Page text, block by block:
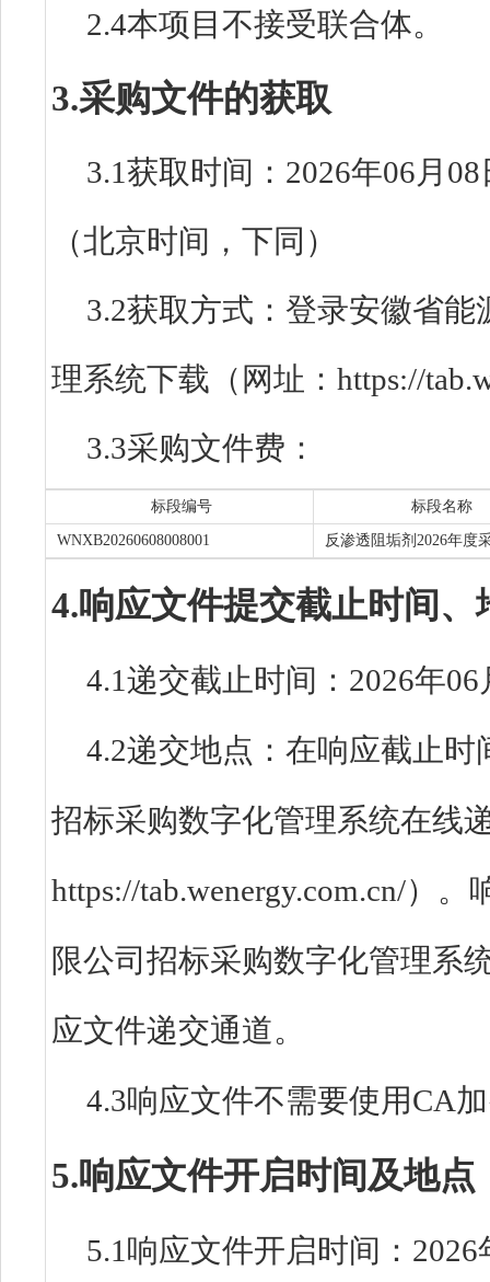
2.4本项目不接受联合体。
3.采购文件的获取
3.1获取时间：2026年06月
（北京时间，下同）
3.2获取方式：登录安徽省
理系统下载（网址：https://
3.3采购文件费：
标段编号 标段名称
WNXB20260608008001 反渗透阻垢剂2026年度
4.响应文件提交截止时间、
4.1递交截止时间：2026年
4.2递交地点：在响应截止
招标采购数字化管理系统在线
https://tab.wenergy.com.cn/）
限公司招标采购数字化管理系
应文件递交通道。
4.3响应文件不需要使用CA
5.响应文件开启时间及地点
5.1响应文件开启时间：